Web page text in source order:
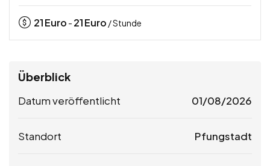
21Euro - 21Euro / Stunde
Überblick
Datum veröffentlicht 01/08/2026
Standort Pfungstadt